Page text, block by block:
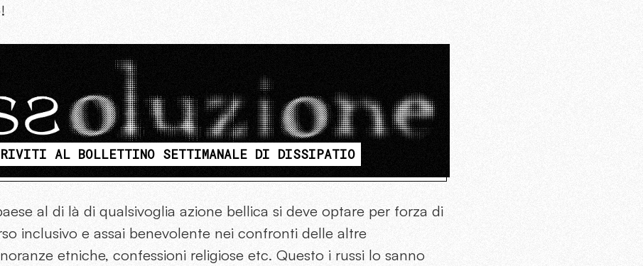
AL BOLLETTINO SETTIMANALE DI DISSIPATIO
al di là di qualsivoglia azione bellica si deve optare per forza di
inclusivo e assai benevolente nei confronti delle altre
etniche, confessioni religiose etc. Questo i russi lo sanno